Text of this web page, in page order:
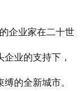
企业家在二十世
业的支持下，
的全新城市。